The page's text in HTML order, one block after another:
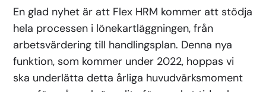
En glad nyhet är att Flex HRM kommer att stödja
hela processen i lönekartläggningen, från
arbetsvärdering till handlingsplan. Denna nya
funktion, som kommer under 2022, hoppas vi
ska underlätta detta årliga huvudvärksmoment